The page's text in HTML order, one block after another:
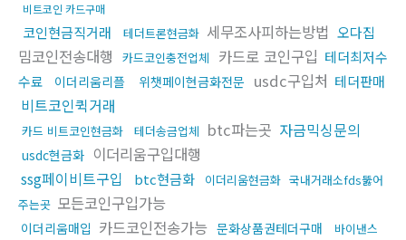
비트코인 카드구매
코인현금직거래 테더트론현금화 세무조사피하는방법 오다집
밈코인전송대행 카드코인충전업체 카드로 코인구입 테더최저수
수료
이더리움리플 위챗페이현금화전문 usdc구입처 테더판매
비트코인퀵거래
카드 비트코인현금화 테더송금업체 btc파는곳 자금믹싱문의
usdc현금화 이더리움구입대행
ssg페이비트구입
btc현금화 이더리움현금화 국내거래소fds뚫어
주는곳 모든코인구입가능
이더리움매입 카드코인전송가능 문화상품권테더구매
바이낸스